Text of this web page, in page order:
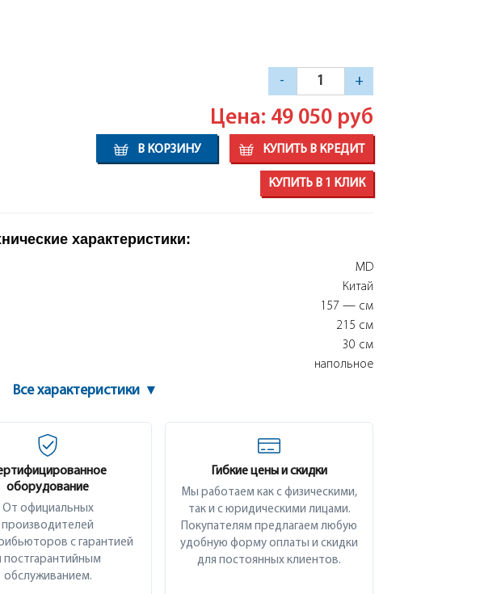
- +
Цена: 49 050 руб
В КОРЗИНУ КУПИТЬ В КРЕДИТ
КУПИТЬ В 1 КЛИК
характеристики:
MD
Китай
157 — см
215 см
30 см
напольное
Все характеристики ▾
оборудование
От официальных
производителей
с гарантией
постгарантийным
обслуживанием.
Гибкие цены и скидки
Мы работаем как с физическими,
так и с юридическими лицами.
Покупателям предлагаем любую
удобную форму оплаты и скидки
для постоянных клиентов.